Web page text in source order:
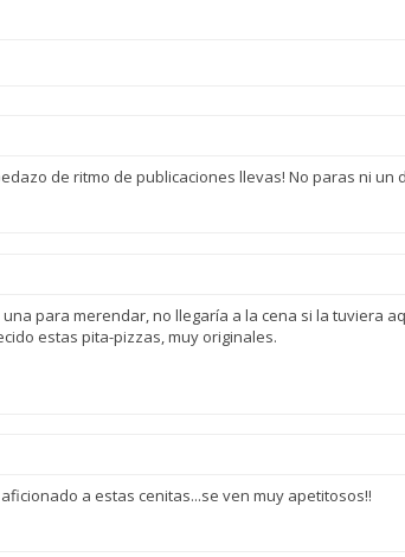
de ritmo de publicaciones llevas! No paras ni un
una para merendar, no llegaría a la cena si la tuviera
estas pita-pizzas, muy originales.
a estas cenitas...se ven muy apetitosos!!